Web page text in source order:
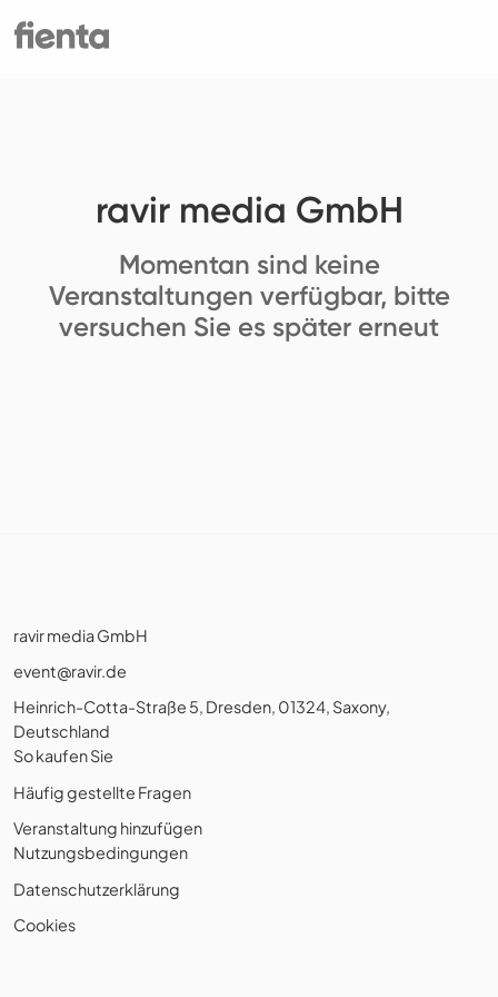
ravir media GmbH
Momentan sind keine
Veranstaltungen verfügbar, bitte
versuchen Sie es später erneut
ravir media GmbH
event@ravir.de
Heinrich-Cotta-Straße 5, Dresden, 01324, Saxony,
Deutschland
So kaufen Sie
Häufig gestellte Fragen
Veranstaltung hinzufügen
Nutzungsbedingungen
Datenschutzerklärung
Cookies